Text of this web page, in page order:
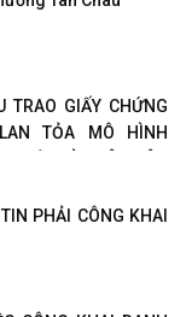
TRAO GIẤY CHỨNG
TỎA MÔ HÌNH
THIỆN VÌ NHÂN DÂN
PHẢI CÔNG KHAI